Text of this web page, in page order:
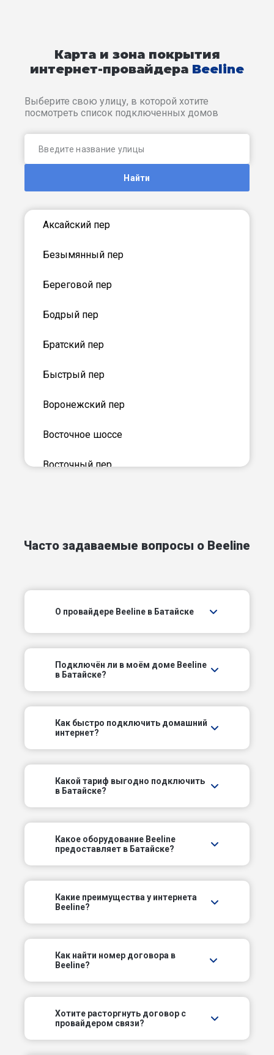
Карта и зона покрытия
интернет-провайдера Beeline
Выберите свою улицу, в которой хотите
посмотреть список подключенных домов
Найти
Аксайский пер
Безымянный пер
Береговой пер
Бодрый пер
Братский пер
Быстрый пер
Воронежский пер
Восточное шоссе
Восточный пер
Дачный пер
Донской пер
Западное шоссе
Западный пер
Заречный пер
Зерноградский пер
Каспийский пер
Книжный пер
Короткий пер
Курский пер
Часто задаваемые вопросы о Beeline
О провайдере Beeline в Батайске
Подключëн ли в моём доме Beeline
в Батайске?
Как быстро подключить домашний
интернет?
Какой тариф выгодно подключить
в Батайске?
Какое оборудование Beeline
предоставляет в Батайске?
Какие преимущества у интернета
Beeline?
Как найти номер договора в
Beeline?
Хотите расторгнуть договор с
провайдером связи?